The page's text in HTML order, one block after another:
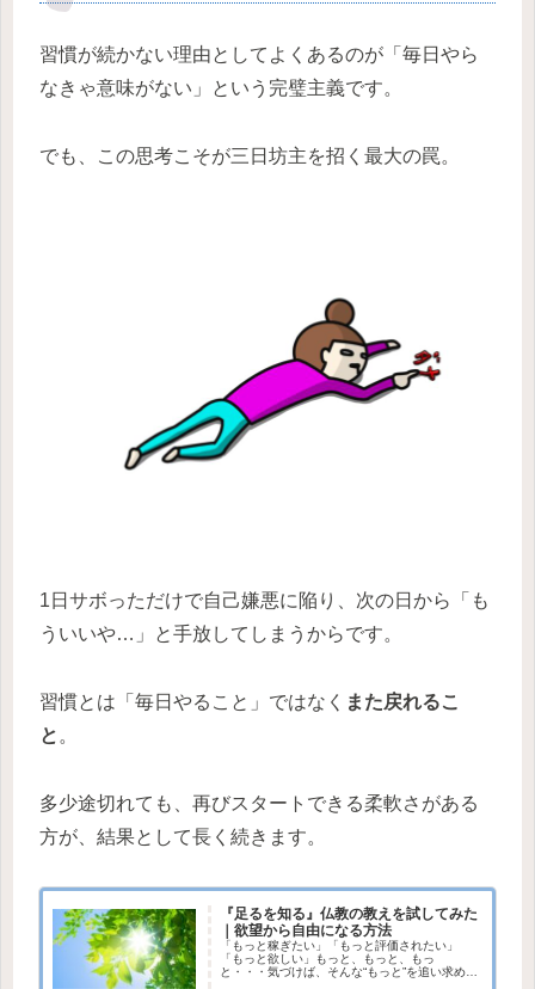
習慣が続かない理由としてよくあるのが「毎日やら
なきゃ意味がない」という完璧主義です。
でも、この思考こそが三日坊主を招く最大の罠。
1日サボっただけで自己嫌悪に陥り、次の日から「も
ういいや…」と手放してしまうからです。
習慣とは「毎日やること」ではなく また戻れるこ
と 。
多少途切れても、再びスタートできる柔軟さがある
方が、結果として長く続きます。
『足るを知る』仏教の教えを試してみた
｜欲望から自由になる方法
「もっと稼ぎたい」「もっと評価されたい」
「もっと欲しい」もっと、もっと、もっ
と・・・気づけば、そんな“もっと”を追い求め欲